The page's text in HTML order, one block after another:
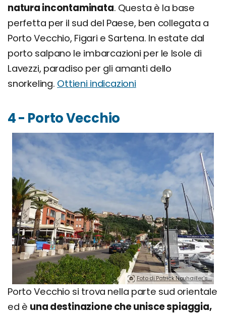
natura incontaminata. Questa è la base
perfetta per il sud del Paese, ben collegata a
Porto Vecchio, Figari e Sartena. In estate dal
porto salpano le imbarcazioni per le Isole di
Lavezzi, paradiso per gli amanti dello
snorkeling. Ottieni indicazioni
4 - Porto Vecchio
Foto di Patrick Nouhailler's….
Porto Vecchio si trova nella parte sud orientale
ed è una destinazione che unisce spiaggia,